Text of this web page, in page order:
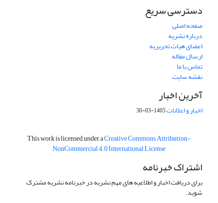
دسترسی سریع
صفحه اصلی
درباره نشریه
اعضای هیات تحریریه
ارسال مقاله
تماس با ما
نقشه سایت
آخرین اخبار
اخبار و اعلانات1405-03-30
This work is licensed under aCreative Commons Attribution-
NonCommercial 4.0 International License
اشتراک خبرنامه
برای دریافت اخبار و اطلاعیه های مهم نشریه در خبرنامه نشریه مشترک
شوید.